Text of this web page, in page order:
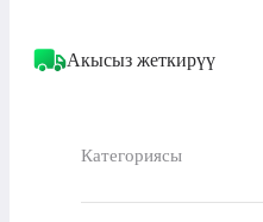
Акысыз жеткирүү
Категориясы